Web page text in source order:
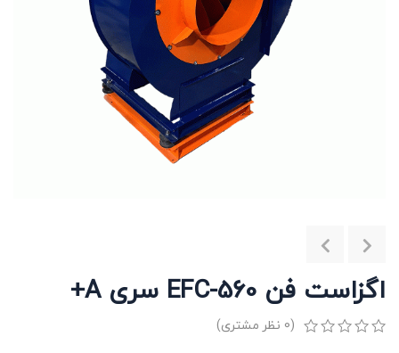
اگزاست فن EFC-560 سری A+
(
0 نظر مشتری)